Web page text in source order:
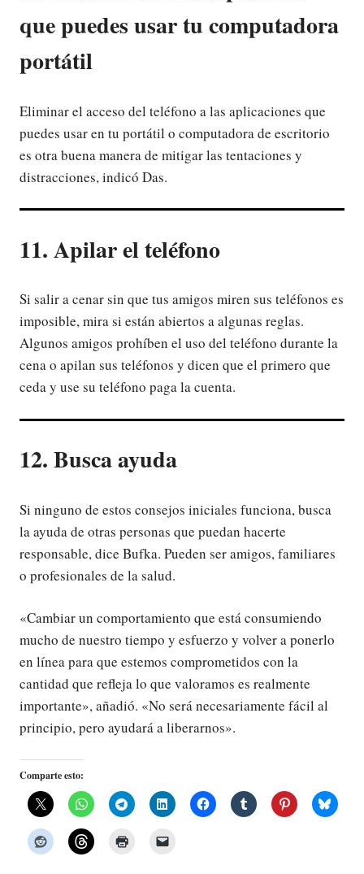
que puedes usar tu computadora
portátil
Eliminar el acceso del teléfono a las aplicaciones que
puedes usar en tu portátil o computadora de escritorio
es otra buena manera de mitigar las tentaciones y
distracciones, indicó Das.
11. Apilar el teléfono
Si salir a cenar sin que tus amigos miren sus teléfonos es
imposible, mira si están abiertos a algunas reglas.
Algunos amigos prohíben el uso del teléfono durante la
cena o apilan sus teléfonos y dicen que el primero que
ceda y use su teléfono paga la cuenta.
12. Busca ayuda
Si ninguno de estos consejos iniciales funciona, busca
la ayuda de otras personas que puedan hacerte
responsable, dice Bufka. Pueden ser amigos, familiares
o profesionales de la salud.
«Cambiar un comportamiento que está consumiendo
mucho de nuestro tiempo y esfuerzo y volver a ponerlo
en línea para que estemos comprometidos con la
cantidad que refleja lo que valoramos es realmente
importante», añadió. «No será necesariamente fácil al
principio, pero ayudará a liberarnos».
Comparte esto: